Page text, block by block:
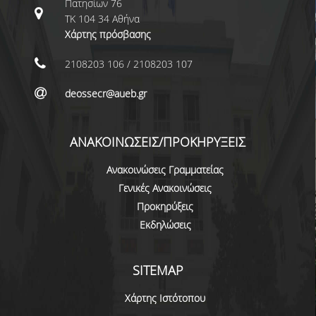
ΕΠΙΚΟΙΝΩΝΙΑ
ΠΕΡΙΒΑΛΛΟΝ - ΥΠΟΔΟΜΗ
ΔΙΑΣΦΑΛΙΣΗ ΠΟΙΟΤΗΤΑΣ
ΠΟΛΙΤΙΚΗ ΠΟΙΟΤΗΤΑΣ ΤΟΥ ΠΠΣ
ΣΤΡΑΤΗΓΙΚΗ ΠΡΟΠΤΥΧΙΑΚΟΥ
ΠΡΟΓΡΑΜΜΑΤΟΣ ΤΜΗΜΑΤΟΣ
ΔΕΔΟΜΕΝΑ ΠΟΙΟΤΗΤΑΣ
ΑΞΙΟΛΟΓΗΣΗ
ΑΠΟ ΠΡΟΠΤΥΧΙΑΚΟΥΣ ΦΟΙΤΗΤΕΣ
Πατησίων 76
ΤΚ 104 34 Αθήνα
Χάρτης πρόσβασης
2108203 106 / 2108203 107
deossecr@aueb.gr
ΑΝΑΚΟΙΝΩΣΕΙΣ/ΠΡΟΚΗΡΥΞΕΙΣ
Ανακοινώσεις Γραμματείας
Γενικές Ανακοινώσεις
Προκηρύξεις
Εκδηλώσεις
SITEMAP
Χάρτης Ιστότοπου